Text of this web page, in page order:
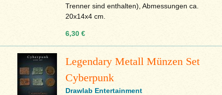
Trenner sind enthalten), Abmessungen ca.
20x14x4 cm.
6,30 €
Legendary Metall Münzen Set
Cyberpunk
Drawlab Entertainment